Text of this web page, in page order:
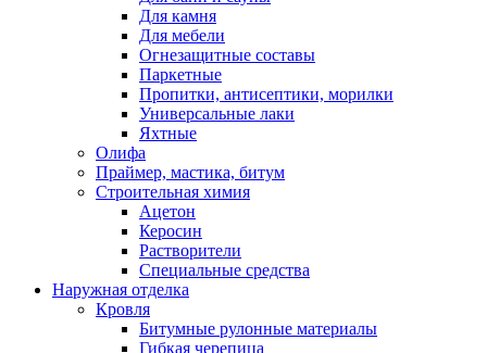
Для камня
Для мебели
Огнезащитные составы
Паркетные
Пропитки, антисептики, морилки
Универсальные лаки
Яхтные
Олифа
Праймер, мастика, битум
Строительная химия
Ацетон
Керосин
Растворители
Специальные средства
Наружная отделка
Кровля
Битумные рулонные материалы
Гибкая черепица